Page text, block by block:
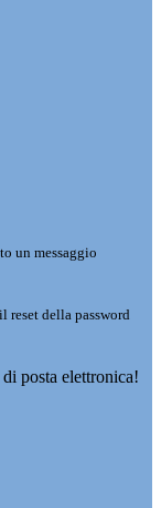
un messaggio
reset della password
posta elettronica!